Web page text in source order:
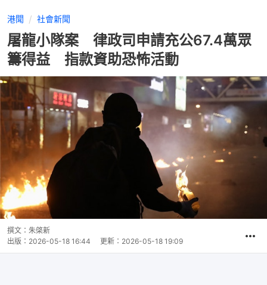
港聞 社會新聞
屠龍小隊案 律政司申請充公67.4萬眾
籌得益 指款資助恐怖活動
撰文： 朱棨新
出版： 2026-05-18 16:44 更新： 2026-05-18 19:09